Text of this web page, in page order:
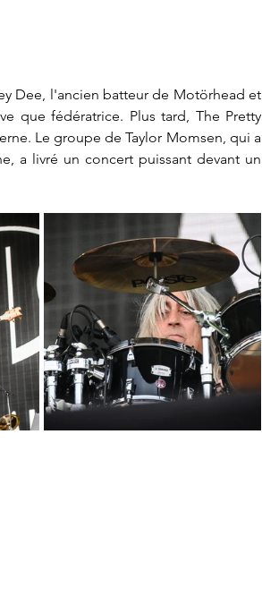
Dee, l'ancien batteur de Motörhead et
que fédératrice. Plus tard, The Pretty
Le groupe de Taylor Momsen, qui a
a livré un concert puissant devant un